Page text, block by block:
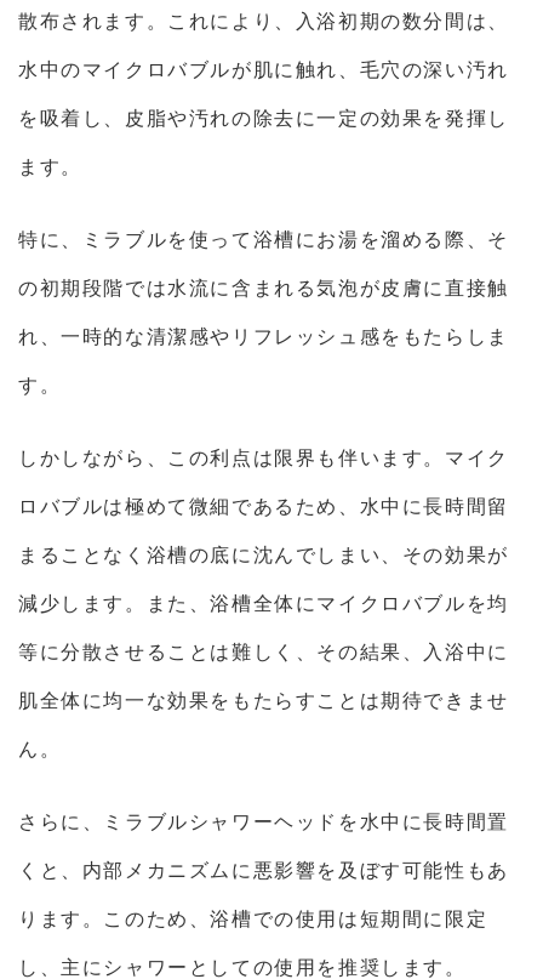
散布されます。これにより、入浴初期の数分間は、
水中のマイクロバブルが肌に触れ、毛穴の深い汚れ
を吸着し、皮脂や汚れの除去に一定の効果を発揮し
ます。
特に、ミラブルを使って浴槽にお湯を溜める際、そ
の初期段階では水流に含まれる気泡が皮膚に直接触
れ、一時的な清潔感やリフレッシュ感をもたらしま
す。
しかしながら、この利点は限界も伴います。マイク
ロバブルは極めて微細であるため、水中に長時間留
まることなく浴槽の底に沈んでしまい、その効果が
減少します。また、浴槽全体にマイクロバブルを均
等に分散させることは難しく、その結果、入浴中に
肌全体に均一な効果をもたらすことは期待できませ
ん。
さらに、ミラブルシャワーヘッドを水中に長時間置
くと、内部メカニズムに悪影響を及ぼす可能性もあ
ります。このため、浴槽での使用は短期間に限定
し、主にシャワーとしての使用を推奨します。